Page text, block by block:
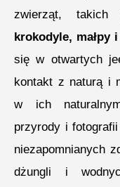
zwierząt,
krokodyle, małpy
się w otwartych
kontakt z naturą i
w ich
przyrody i
niezapomnianych
dżungli i